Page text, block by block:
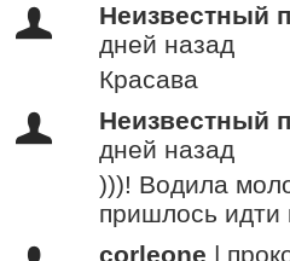
Неизвестный
дней назад
Красава
Неизвестный
дней назад
)))! Водила
пришлось идти
corleone |